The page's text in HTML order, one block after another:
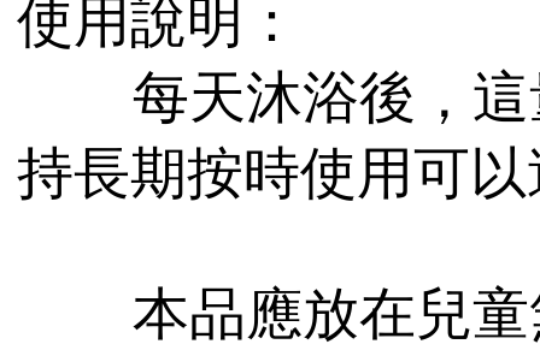
使用說明：
每天沐浴後，這
持長期按時使用可
本品應放在兒童